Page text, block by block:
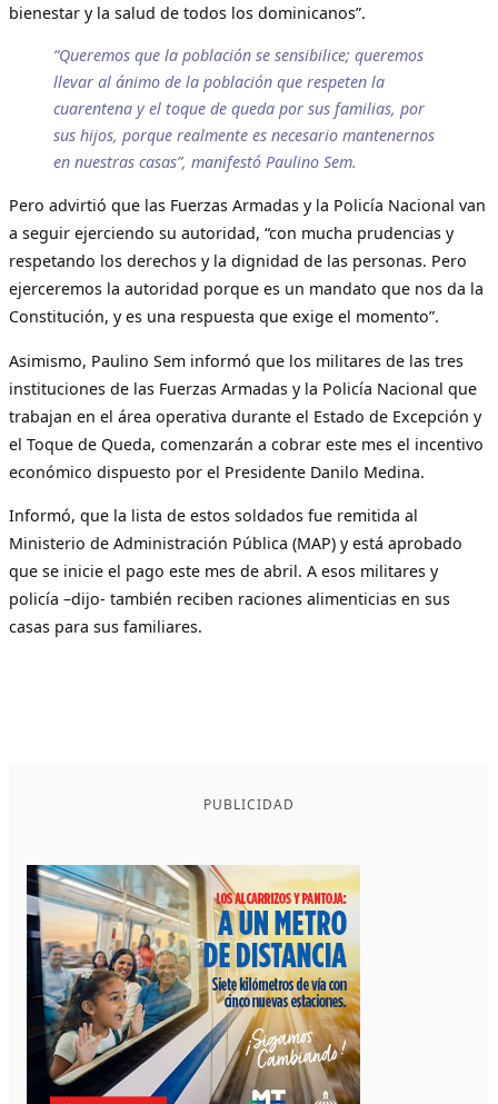
bienestar y la salud de todos los dominicanos”.
“Queremos que la población se sensibilice; queremos
llevar al ánimo de la población que respeten la
cuarentena y el toque de queda por sus familias, por
sus hijos, porque realmente es necesario mantenernos
en nuestras casas”, manifestó Paulino Sem.
Pero advirtió que las Fuerzas Armadas y la Policía Nacional van
a seguir ejerciendo su autoridad, “con mucha prudencias y
respetando los derechos y la dignidad de las personas. Pero
ejerceremos la autoridad porque es un mandato que nos da la
Constitución, y es una respuesta que exige el momento”.
Asimismo, Paulino Sem informó que los militares de las tres
instituciones de las Fuerzas Armadas y la Policía Nacional que
trabajan en el área operativa durante el Estado de Excepción y
el Toque de Queda, comenzarán a cobrar este mes el incentivo
económico dispuesto por el Presidente Danilo Medina.
Informó, que la lista de estos soldados fue remitida al
Ministerio de Administración Pública (MAP) y está aprobado
que se inicie el pago este mes de abril. A esos militares y
policía –dijo- también reciben raciones alimenticias en sus
casas para sus familiares.
PUBLICIDAD